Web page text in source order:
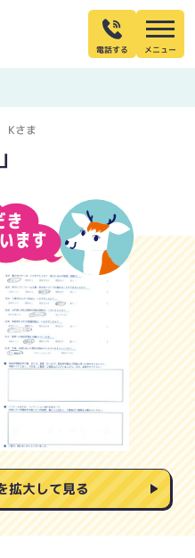
電話する
Kさま
拡大して見る